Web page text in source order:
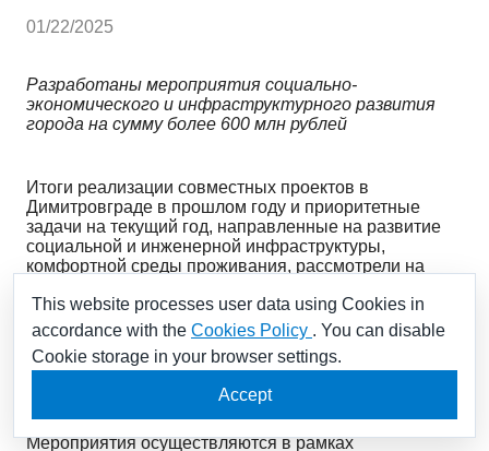
01/22/2025
Разработаны мероприятия социально-
экономического и инфраструктурного развития
города на сумму более 600 млн рублей
Итоги реализации совместных проектов в
Димитровграде в прошлом году и приоритетные
задачи на текущий год, направленные на развитие
социальной и инженерной инфраструктуры,
комфортной среды проживания, рассмотрели на
региональных органов власти, городской
администрации и акционерного общества
«Государственный научный центр — Научно-
исследовательский институт атомных реакторов»
(АО «ГНЦ НИИАР», входит в Научный дивизион
госкорпорации «Росатом») под председательством
губернатора Ульяновской области Алексея Русских.
Мероприятия осуществляются в рамках
This website processes user data using Cookies in
accordance with the Cookies Policy . You can disable
Cookie storage in your browser settings.
Accept